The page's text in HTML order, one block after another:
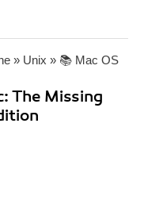
» Unix » 📚 Mac OS
The Missing